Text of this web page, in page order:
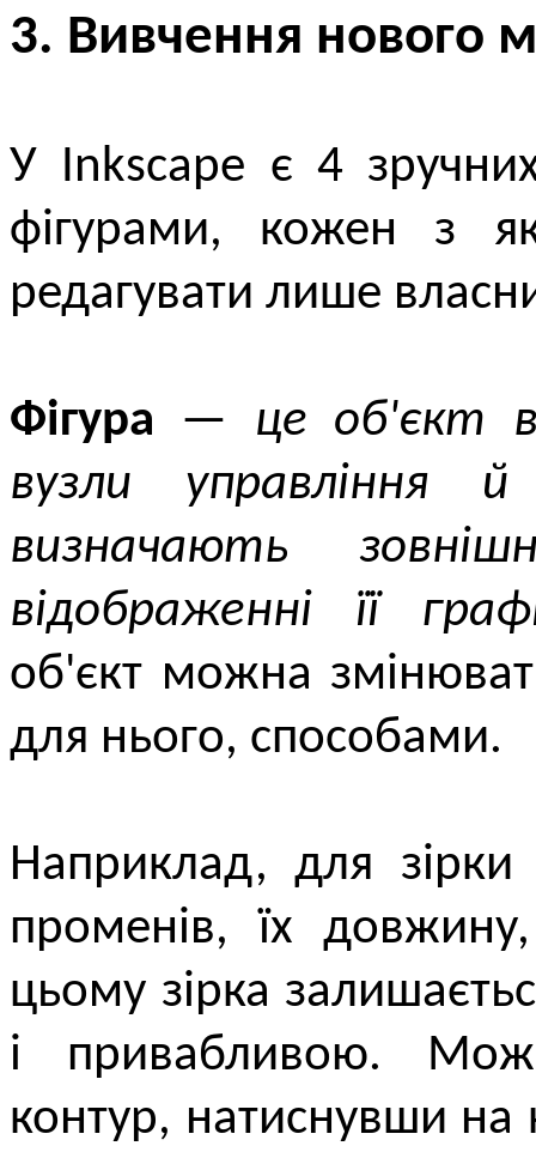
3. Вивчення нового
У Inkscape є 4
фігурами, кожен з
редагувати лише
Фігура — це об'єкт
вузли управління
визначають
відображенні її
об'єкт можна
для нього, способами.
Наприклад, для зірки
променів, їх
цьому зірка
і привабливою.
контур, натиснувши на